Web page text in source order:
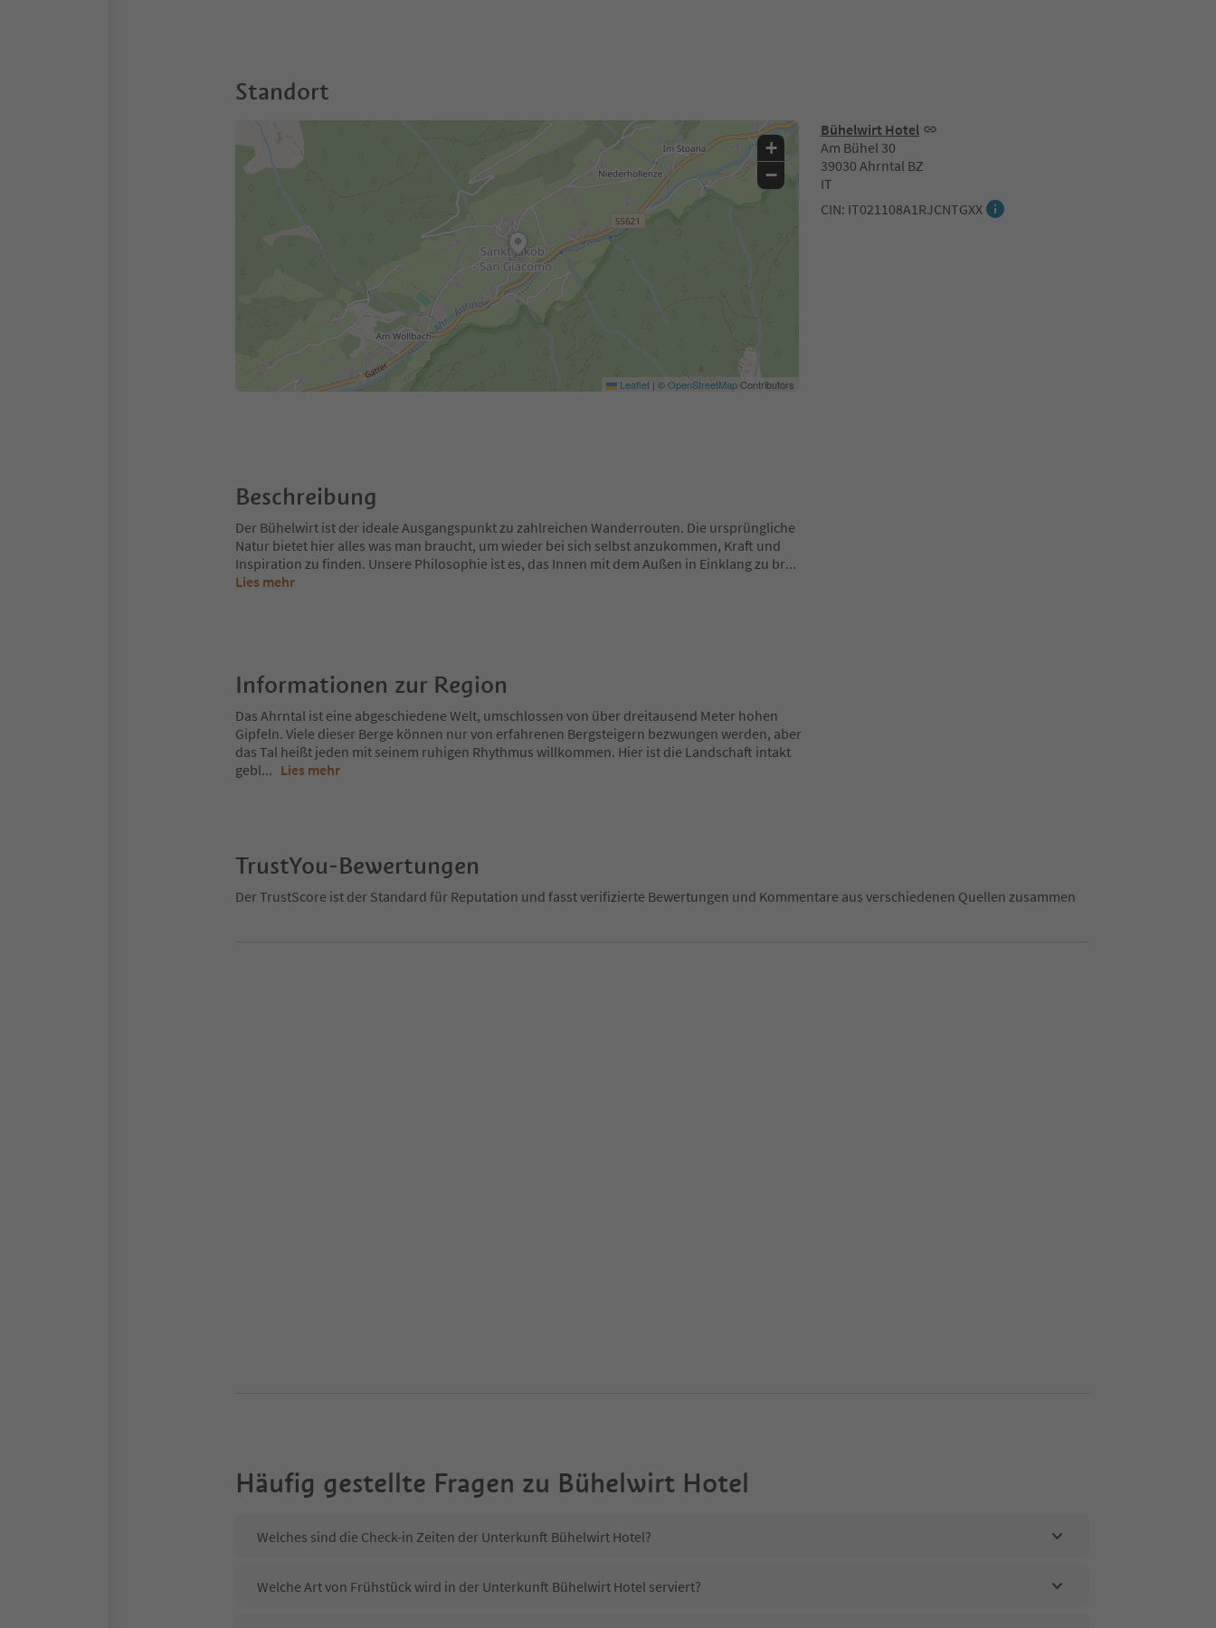
Standort
Bühelwirt Hotel
Am Bühel 30
39030 Ahrntal BZ
IT
CIN: IT021108A1RJCNTGXX
+
−
Leaflet | ©OpenStreetMapContributors
Beschreibung
Der Bühelwirt ist der ideale Ausgangspunkt zu zahlreichen Wanderrouten. Die ursprüngliche
Natur bietet hier alles was man braucht, um wieder bei sich selbst anzukommen, Kraft und
Inspiration zu finden. Unsere Philosophie ist es, das Innen mit dem Außen in Einklang zu br...
Lies mehr
Informationen zur Region
Das Ahrntal ist eine abgeschiedene Welt, umschlossen von über dreitausend Meter hohen
Gipfeln. Viele dieser Berge können nur von erfahrenen Bergsteigern bezwungen werden, aber
das Tal heißt jeden mit seinem ruhigen Rhythmus willkommen. Hier ist die Landschaft intakt
gebl... Lies mehr
TrustYou-Bewertungen
Der TrustScore ist der Standard für Reputation und fasst verifizierte Bewertungen und Kommentare aus verschiedenen Quellen zusammen
Häufig gestellte Fragen zu Bühelwirt Hotel
Welches sind die Check-in Zeiten der Unterkunft Bühelwirt Hotel?
Welche Art von Frühstück wird in der Unterkunft Bühelwirt Hotel serviert?